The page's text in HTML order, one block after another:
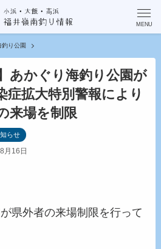
MENU
釣り公園
あかぐり海釣り公園が
症拡大特別警報により
来場を制限
らせ
月16日
県外者の来場制限を行って